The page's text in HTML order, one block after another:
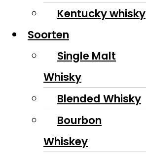
Kentucky whisky
Soorten
Single Malt
Whisky
Blended Whisky
Bourbon
Whiskey